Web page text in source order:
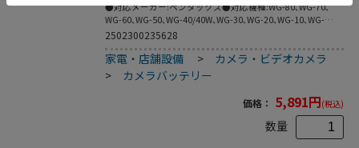
●対応メーカー:ペンタックス●対応機種:WG-80､WG-70､
WG-60､WG-50､WG-40/40W､WG-30､WG-20､WG-10､WG-
5GPS､WG-4/4GPS､WG-3/3GPS､WG-2/2GPS､WG-1/1GPS､
RZ18､RZ10､I-10､X70●種別:バッテリー●PSE(電気用品安全
法):適合●製造国:日本
2502300235628
家電・店舗設備 > カメラ・ビデオカメラ
> カメラバッテリー
価格： 5,891円(税込)
数量